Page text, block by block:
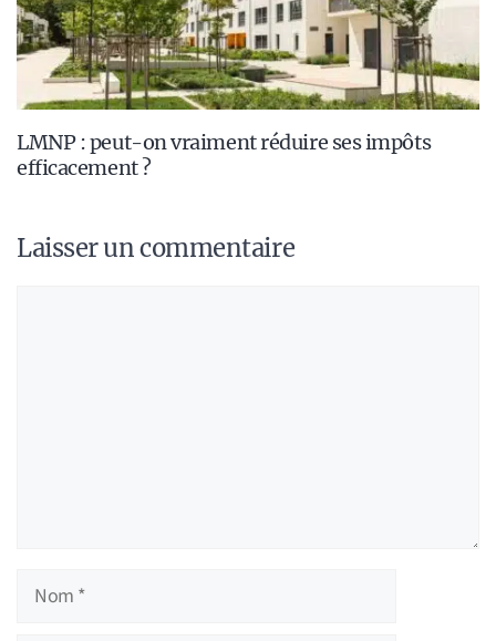
LMNP : peut-on vraiment réduire ses impôts
efficacement ?
Laisser un commentaire
Nom